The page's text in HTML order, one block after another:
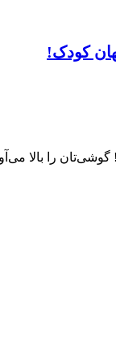
کودک!
را بالا